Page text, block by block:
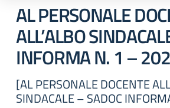
AL PERSONALE
ALL’ALBO
INFORMA N. 1 –
[AL PERSONALE DOCENTE
SINDACALE – SADOC